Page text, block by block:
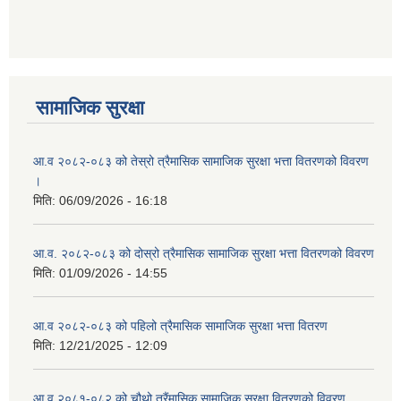
सामाजिक सुरक्षा
आ.व २०८२-०८३ को तेस्रो त्रैमासिक सामाजिक सुरक्षा भत्ता वितरणको विवरण
।
मिति: 06/09/2026 - 16:18
आ.व. २०८२-०८३ को दोस्रो त्रैमासिक सामाजिक सुरक्षा भत्ता वितरणको विवरण
मिति: 01/09/2026 - 14:55
आ.व २०८२-०८३ को पहिलो त्रैमासिक सामाजिक सुरक्षा भत्ता वितरण
मिति: 12/21/2025 - 12:09